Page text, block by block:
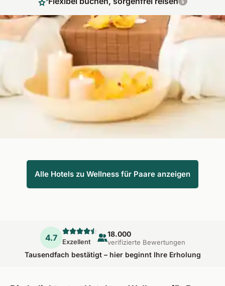
Attraktive Angebote für Verliebte
Wellness für Paare – Zeit, sich neu zu begegnen. Lassen Sie
sich gemeinsam verwöhnen, genießen Sie entspannte
Stunden im Spa und kuschelige Abende zu zweit. Mit Fit
Reisen wird Ihr Wellnessurlaub zur romantischen Auszeit vom
Alle Hotels zu Wellness für Paare anzeigen
4.7 Exzellent
18.000
verifizierte Bewertungen
Tausendfach bestätigt – hier beginnt Ihre Erholung